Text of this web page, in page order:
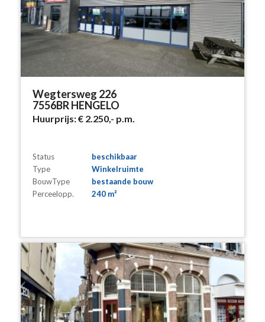
Wegtersweg 226
7556BR HENGELO
Huurprijs:€ 2.250,- p.m.
Status
beschikbaar
Type
Winkelruimte
BouwType
bestaande bouw
Perceelopp.
240 m²